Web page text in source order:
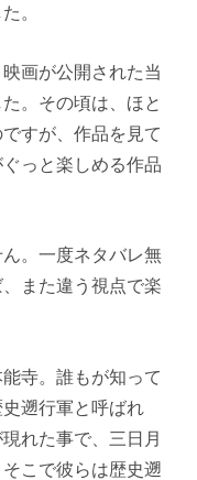
。
画が公開された当
。その頃は、ほと
すが、作品を見て
っと楽しめる作品
。一度ネタバレ無
また違う視点で楽
寺。誰もが知って
遡行軍と呼ばれ
れた事で、三日月
こで彼らは歴史遡